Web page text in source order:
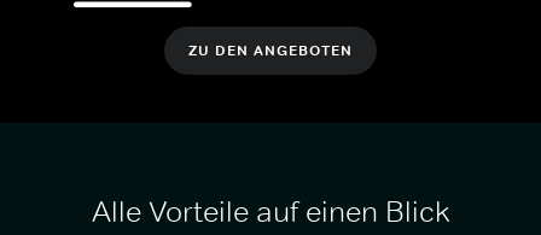
ZU DEN ANGEBOTEN
Alle Vorteile auf einen Blick